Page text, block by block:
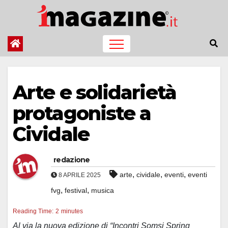
contenuto
Arte e solidarietà
protagoniste a
Cividale
redazione
8 APRILE 2025 arte, cividale, eventi, eventi
fvg, festival, musica
Reading Time: 2 minutes
Al via la nuova edizione di “Incontri Somsi Spring